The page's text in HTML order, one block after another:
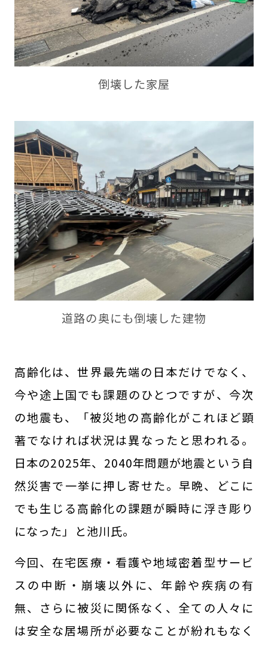
倒壊した家屋
道路の奥にも倒壊した建物
高齢化は、世界最先端の日本だけでなく、
今や途上国でも課題のひとつですが、今次
の地震も、「被災地の高齢化がこれほど顕
著でなければ状況は異なったと思われる。
日本の2025年、2040年問題が地震という自
然災害で一挙に押し寄せた。早晩、どこに
でも生じる高齢化の課題が瞬時に浮き彫り
になった」と池川氏。
今回、在宅医療・看護や地域密着型サービ
スの中断・崩壊以外に、年齢や疾病の有
無、さらに被災に関係なく、全ての人々に
は安全な居場所が必要なことが紛れもなく